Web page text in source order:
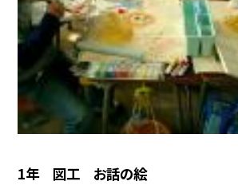
1年 図工 お話の絵